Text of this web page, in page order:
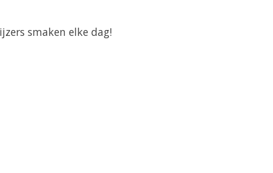
smaken elke dag!